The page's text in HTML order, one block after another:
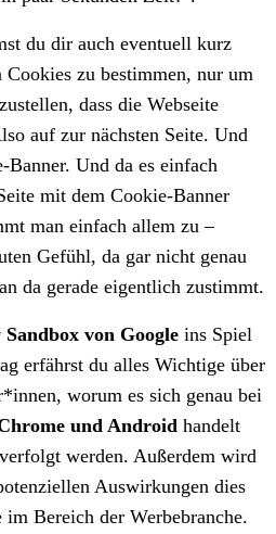
du dir auch eventuell kurz
zu bestimmen, nur um
dass die Webseite
auf zur nächsten Seite. Und
Und da es einfach
mit dem Cookie-Banner
man einfach allem zu –
Gefühl, da gar nicht genau
da gerade eigentlich zustimmt.
von Google ins Spiel
erfährst du alles Wichtige über
worum es sich genau bei
und Android handelt
werden. Außerdem wird
Auswirkungen dies
im Bereich der Werbebranche.